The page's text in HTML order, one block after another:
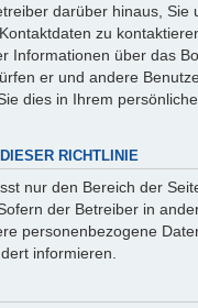
darüber hinaus, Sie
zu
Informationen über das
er und andere
dies in Ihrem
RICHTLINIE
nur den Bereich der
der Betreiber in
personenbezogene
informieren.